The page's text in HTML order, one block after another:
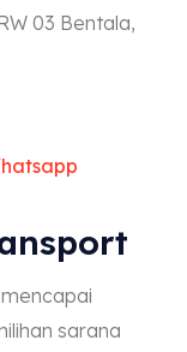
03 Bentala,
sarana